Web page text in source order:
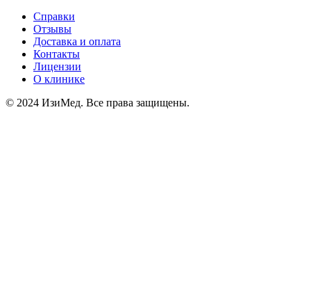
Справки
Отзывы
Доставка и оплата
Контакты
Лицензии
О клинике
© 2024 ИзиМед. Все права защищены.